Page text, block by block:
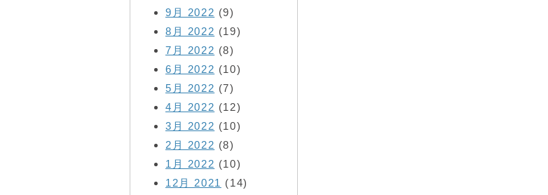
9月 2022 (9)
8月 2022 (19)
7月 2022 (8)
6月 2022 (10)
5月 2022 (7)
4月 2022 (12)
3月 2022 (10)
2月 2022 (8)
1月 2022 (10)
12月 2021 (14)